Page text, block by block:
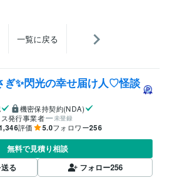
一覧に戻る
ぎ✨閃光の幸せ届け人♡怪談
機密保持契約(NDA)
発行事業者
未登録
評価 5.0フォロワー256
無料で見積り相談
る
フォロー256